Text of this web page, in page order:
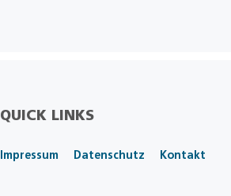
QUICK LINKS
Impressum Datenschutz Kontakt